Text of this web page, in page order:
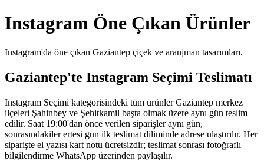
Instagram Öne Çıkan Ürünler
Instagram'da öne çıkan Gaziantep çiçek ve aranjman tasarımları.
Gaziantep'te Instagram Seçimi Teslimatı
Instagram Seçimi kategorisindeki tüm ürünler Gaziantep merkez
ilçeleri Şahinbey ve Şehitkamil başta olmak üzere aynı gün teslim
edilir. Saat 19:00'dan önce verilen siparişler aynı gün,
sonrasındakiler ertesi gün ilk teslimat diliminde adrese ulaştırılır. Her
siparişte el yazısı kart notu ücretsizdir; teslimat sonrası fotoğraflı
bilgilendirme WhatsApp üzerinden paylaşılır.